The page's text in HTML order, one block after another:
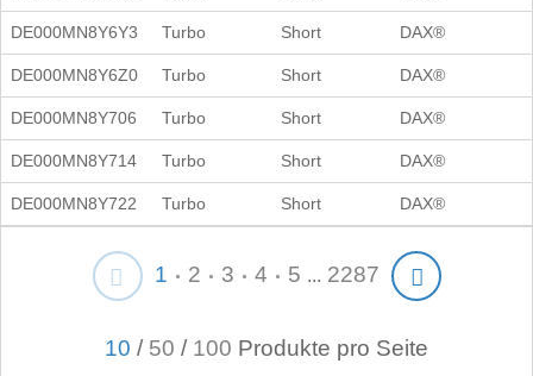
DE000MN8Y6Y3 Turbo Short DAX®
DE000MN8Y6Z0 Turbo Short DAX®
DE000MN8Y706 Turbo Short DAX®
DE000MN8Y714 Turbo Short DAX®
DE000MN8Y722 Turbo Short DAX®
1 2 3 4 5 ... 2287
10 / 50 / 100 Produkte pro Seite